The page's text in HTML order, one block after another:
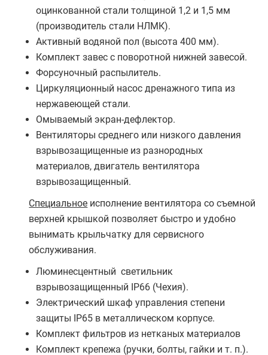
оцинкованной стали толщиной 1,2 и 1,5 мм
(производитель стали НЛМК).
Активный водяной пол (высота 400 мм).
Комплект завес с поворотной нижней завесой.
Форсуночный распылитель.
Циркуляционный насос дренажного типа из
нержавеющей стали.
Омываемый экран-дефлектор.
Вентиляторы среднего или низкого давления
взрывозащищенные из разнородных
материалов, двигатель вентилятора
взрывозащищенный.
Специальное исполнение вентилятора со съемной
верхней крышкой позволяет быстро и удобно
вынимать крыльчатку для сервисного
обслуживания.
Люминесцентный светильник
взрывозащищенный IP66 (Чехия).
Электрический шкаф управления степени
защиты IP65 в металлическом корпусе.
Комплект фильтров из нетканых материалов
Комплект крепежа (ручки, болты, гайки и т. п.).